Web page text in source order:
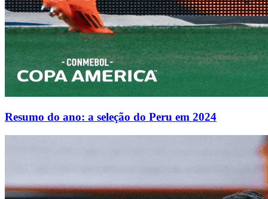
Resumo do ano: a seleção do Peru em 2024